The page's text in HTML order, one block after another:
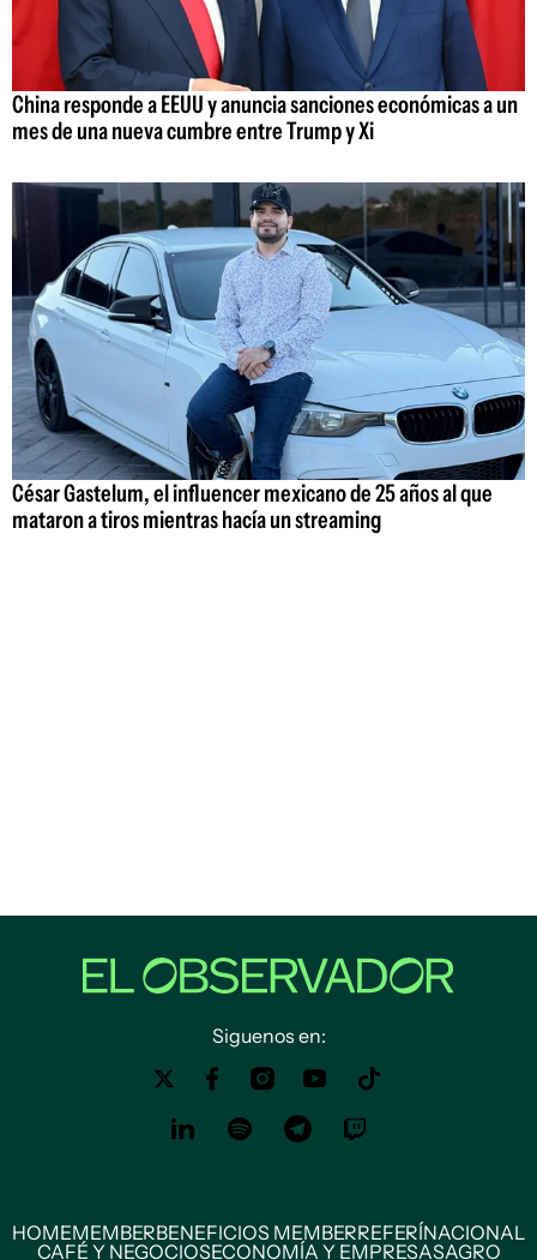
China responde a EEUU y anuncia sanciones económicas a un
mes de una nueva cumbre entre Trump y Xi
César Gastelum, el influencer mexicano de 25 años al que
mataron a tiros mientras hacía un streaming
Siguenos en:
HOMEMEMBERBENEFICIOS MEMBERREFERÍNACIONAL
CAFÉ Y NEGOCIOSECONOMÍA Y EMPRESASAGRO